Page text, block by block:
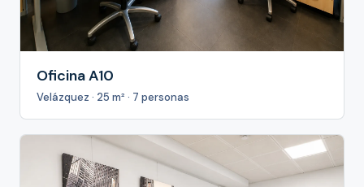
Oficina A10
Velázquez · 25 m² · 7 personas